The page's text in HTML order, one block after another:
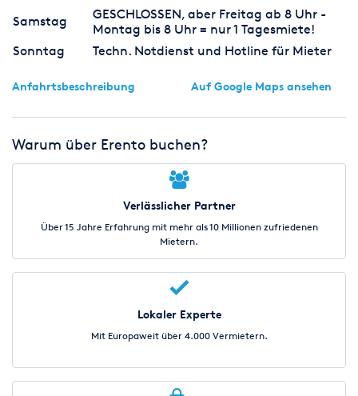
Samstag
GESCHLOSSEN, aber Freitag ab 8 Uhr -
Montag bis 8 Uhr = nur 1 Tagesmiete!
Sonntag
Techn. Notdienst und Hotline für Mieter
Anfahrtsbeschreibung Auf Google Maps ansehen
Warum über Erento buchen?
Verlässlicher Partner
Über 15 Jahre Erfahrung mit mehr als 10 Millionen zufriedenen
Mietern.
Lokaler Experte
Mit Europaweit über 4.000 Vermietern.